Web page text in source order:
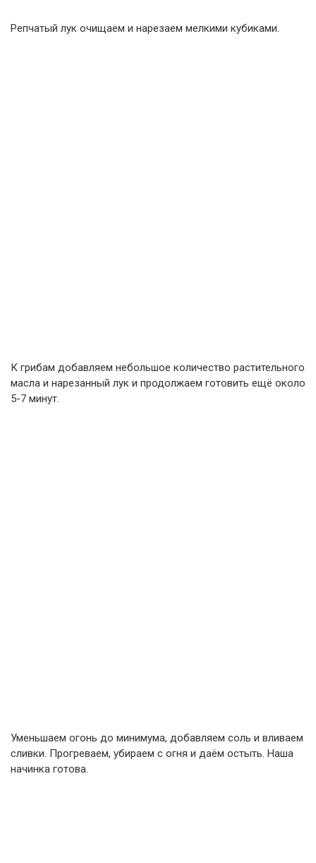
Репчатый лук очищаем и нарезаем мелкими кубиками.
К грибам добавляем небольшое количество растительного
масла и нарезанный лук и продолжаем готовить ещё около
5-7 минут.
Уменьшаем огонь до минимума, добавляем соль и вливаем
сливки. Прогреваем, убираем с огня и даём остыть. Наша
начинка готова.